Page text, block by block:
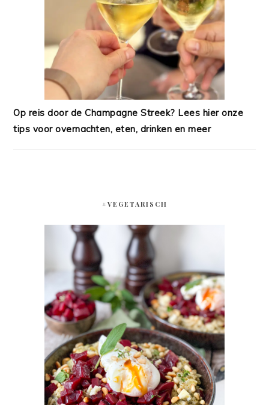
Op reis door de Champagne Streek? Lees hier onze
tips voor overnachten, eten, drinken en meer
#VEGETARISCH